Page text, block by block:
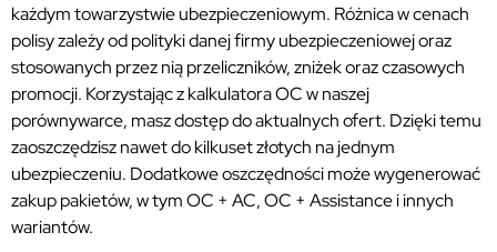
każdym towarzystwie ubezpieczeniowym. Różnica w cenach
polisy zależy od polityki danej firmy ubezpieczeniowej oraz
stosowanych przez nią przeliczników, zniżek oraz czasowych
promocji. Korzystając z kalkulatora OC w naszej
porównywarce, masz dostęp do aktualnych ofert. Dzięki temu
zaoszczędzisz nawet do kilkuset złotych na jednym
ubezpieczeniu. Dodatkowe oszczędności może wygenerować
zakup pakietów, w tym OC + AC, OC + Assistance i innych
wariantów.